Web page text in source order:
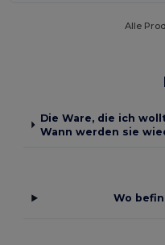
Alle
Die Ware, die ich
Wann werden sie
Wo